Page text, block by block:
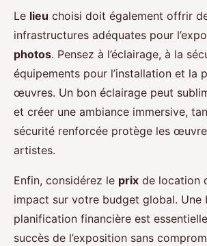
Le lieu choisi doit également offrir
infrastructures adéquates pour
photos. Pensez à l’éclairage, à la
équipements pour l’installation et la
œuvres. Un bon éclairage peut
et créer une ambiance immersive,
sécurité renforcée protège les
artistes.
Enfin, considérez le prix de location
impact sur votre budget global. Une
planification financière est
succès de l’exposition sans